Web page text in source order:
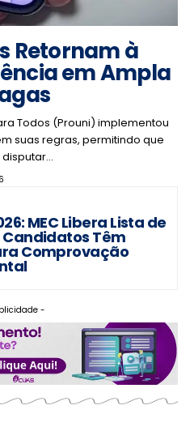
Retornam à
em Ampla
Todos (Prouni) implementou
suas regras, permitindo que
MEC Libera Lista de
Candidatos Têm
Comprovação
-